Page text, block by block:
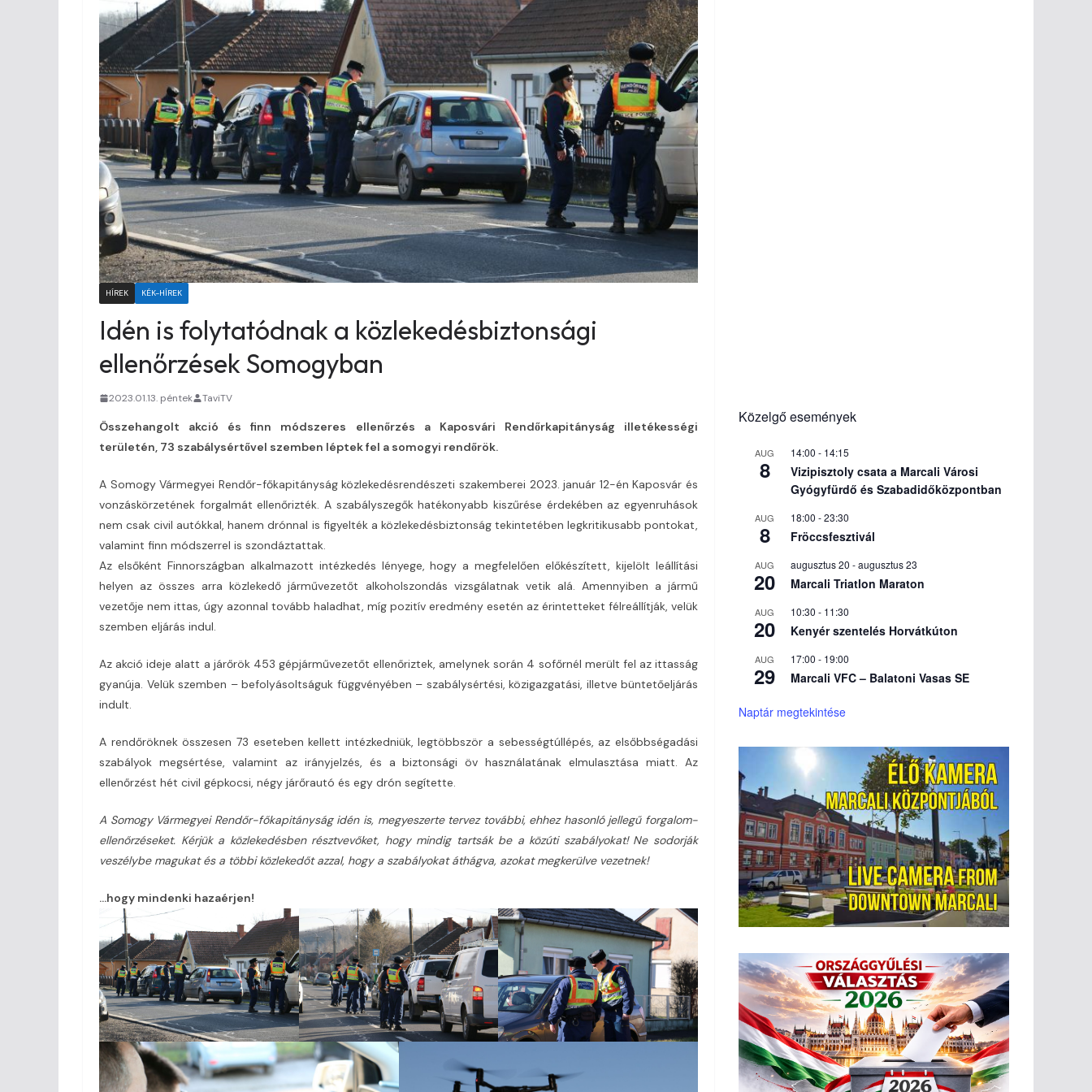
HÍREK KÉK-HÍREK
Idén is folytatódnak a közlekedésbiztonsági
ellenőrzések Somogyban
2023.01.13. péntek TaviTV
Összehangolt akció és finn módszeres ellenőrzés a Kaposvári Rendőrkapitányság illetékességi
területén, 73 szabálysértővel szemben léptek fel a somogyi rendőrök.
A Somogy Vármegyei Rendőr-főkapitányság közlekedésrendészeti szakemberei 2023. január 12-én Kaposvár és
vonzáskörzetének forgalmát ellenőrizték. A szabályszegők hatékonyabb kiszűrése érdekében az egyenruhások
nem csak civil autókkal, hanem drónnal is figyelték a közlekedésbiztonság tekintetében legkritikusabb pontokat,
valamint finn módszerrel is szondáztattak.
Az elsőként Finnországban alkalmazott intézkedés lényege, hogy a megfelelően előkészített, kijelölt leállítási
helyen az összes arra közlekedő járművezetőt alkoholszondás vizsgálatnak vetik alá. Amennyiben a jármű
vezetője nem ittas, úgy azonnal tovább haladhat, míg pozitív eredmény esetén az érintetteket félreállítják, velük
szemben eljárás indul.
Az akció ideje alatt a járőrök 453 gépjárművezetőt ellenőriztek, amelynek során 4 sofőrnél merült fel az ittasság
gyanúja. Velük szemben – befolyásoltságuk függvényében – szabálysértési, közigazgatási, illetve büntetőeljárás
indult.
A rendőröknek összesen 73 eseteben kellett intézkedniük, legtöbbször a sebességtúllépés, az elsőbbségadási
szabályok megsértése, valamint az irányjelzés, és a biztonsági öv használatának elmulasztása miatt. Az
ellenőrzést hét civil gépkocsi, négy járőrautó és egy drón segítette.
A Somogy Vármegyei Rendőr-főkapitányság idén is, megyeszerte tervez további, ehhez hasonló jellegű forgalom-
ellenőrzéseket. Kérjük a közlekedésben résztvevőket, hogy mindig tartsák be a közúti szabályokat! Ne sodorják
veszélybe magukat és a többi közlekedőt azzal, hogy a szabályokat áthágva, azokat megkerülve vezetnek!
…hogy mindenki hazaérjen!
Közelgő események
AUG
8
14:00 - 14:15
Vizipisztoly csata a Marcali Városi
Gyógyfürdő és Szabadidőközpontban
AUG
8
18:00 -23:30
Fröccsfesztivál
AUG
20
augusztus 20 -augusztus 23
Marcali Triatlon Maraton
AUG
20
10:30 - 11:30
Kenyér szentelés Horvátkúton
AUG
29
17:00 - 19:00
Marcali VFC – Balatoni Vasas SE
Naptár megtekintése